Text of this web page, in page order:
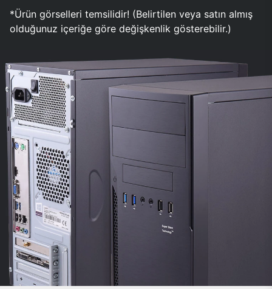
*Ürün görselleri temsilidir! (Belirtilen veya satın almış
olduğunuz içeriğe göre değişkenlik gösterebilir.)